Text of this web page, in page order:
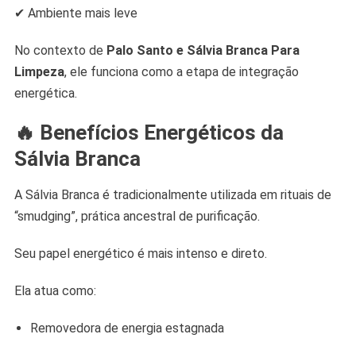
✔ Ambiente mais leve
No contexto de Palo Santo e Sálvia Branca Para
Limpeza, ele funciona como a etapa de integração
energética.
🔥 Benefícios Energéticos da
Sálvia Branca
A Sálvia Branca é tradicionalmente utilizada em rituais de
“smudging”, prática ancestral de purificação.
Seu papel energético é mais intenso e direto.
Ela atua como:
Removedora de energia estagnada